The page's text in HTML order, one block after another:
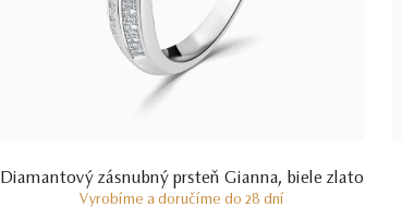
Diamantový zásnubný prsteň Gianna, biele zlato
Vyrobíme a doručíme do 28 dní